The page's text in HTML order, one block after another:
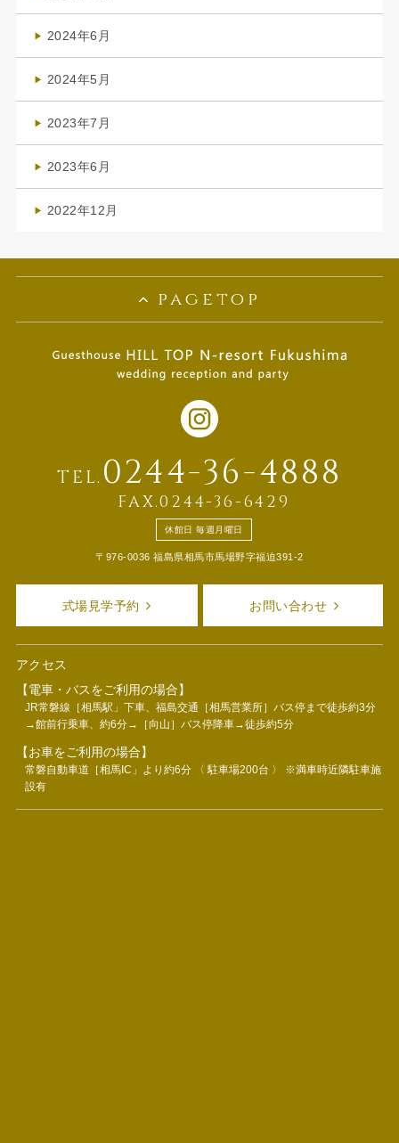
2024年6月
2024年5月
2023年7月
2023年6月
2022年12月
pagetop
TEL. 0244-36-4888
FAX.0244-36-6429
休館日 毎週月曜日
〒976-0036 福島県相馬市馬場野字福迫391-2
式場見学予約 お問い合わせ
アクセス
【電車・バスをご利用の場合】
JR常磐線［相馬駅」下車、福島交通［相馬営業所］バス停まで徒歩約3分
→館前行乗車、約6分→［向山］バス停降車→徒歩約5分
【お車をご利用の場合】
常磐自動車道［相馬IC」より約6分 〈 駐車場200台 〉 ※満車時近隣駐車施
設有